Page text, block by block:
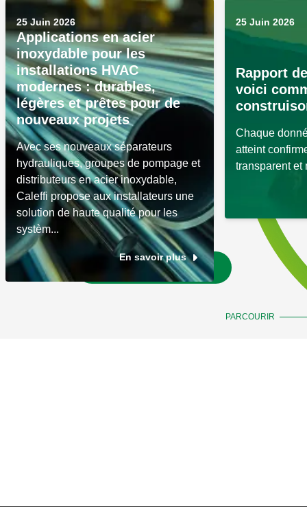
25 Juin 2026
Applications en acier
inoxydable pour les
installations HVAC
modernes : durables,
légères et prêtes pour de
nouveaux projets
Avec ses nouveaux séparateurs
hydrauliques, groupes de pompage et
distributeurs en acier inoxydable,
Caleffi propose aux installateurs une
solution de haute qualité pour les
systèm...
En savoir plus
25 Juin 2026
Rapport
voici
Chaque
atteint
transparent et
PARCOURIR
Aller aux actualités